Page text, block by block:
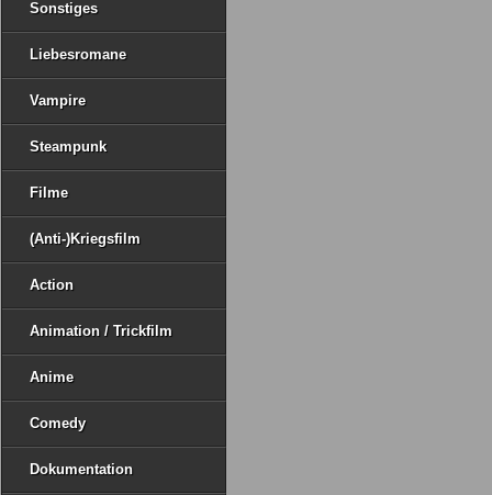
Sonstiges
Liebesromane
Vampire
Steampunk
Filme
(Anti-)Kriegsfilm
Action
Animation / Trickfilm
Anime
Comedy
Dokumentation